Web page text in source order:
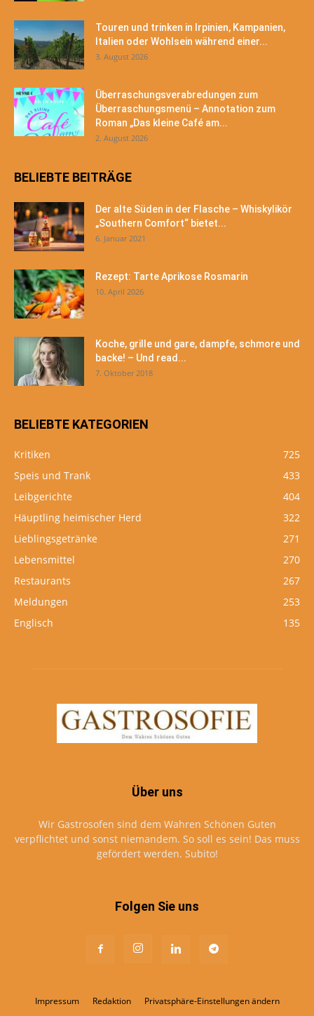
Touren und trinken in Irpinien, Kampanien,
Italien oder Wohlsein während einer...
3. August 2026
Überraschungsverabredungen zum
Überraschungsmenü – Annotation zum
Roman „Das kleine Café am...
2. August 2026
BELIEBTE BEITRÄGE
Der alte Süden in der Flasche – Whiskylikör
„Southern Comfort“ bietet...
6. Januar 2021
Rezept: Tarte Aprikose Rosmarin
10. April 2026
Koche, grille und gare, dampfe, schmore und
backe! – Und read...
7. Oktober 2018
BELIEBTE KATEGORIEN
Kritiken
725
Speis und Trank
433
Leibgerichte
404
Häuptling heimischer Herd
322
Lieblingsgetränke
271
Lebensmittel
270
Restaurants
267
Meldungen
253
Englisch
135
Über uns
Wir Gastrosofen sind dem Wahren Schönen Guten
verpflichtet und sonst niemandem. So soll es sein! Das muss
gefördert werden. Subito!
Folgen Sie uns
Impressum Redaktion Privatsphäre-Einstellungen ändern